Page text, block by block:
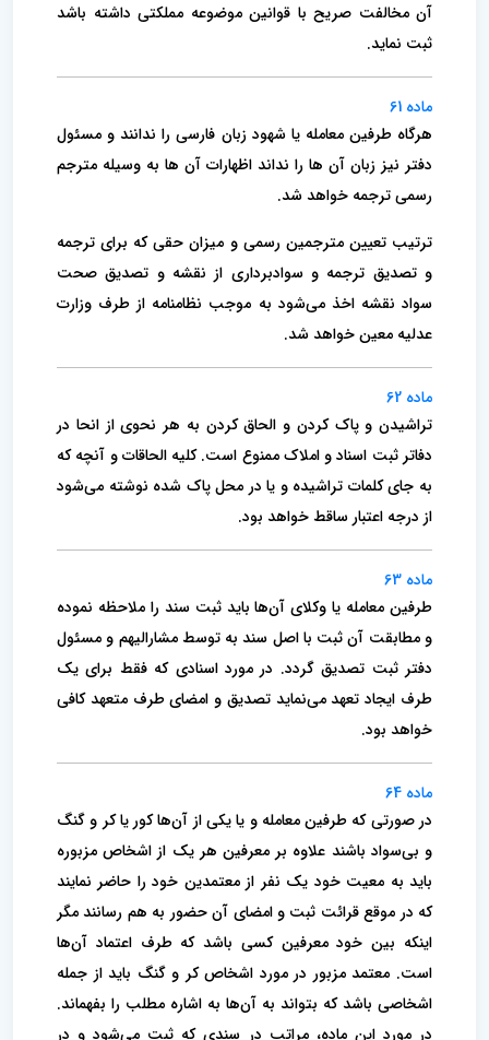
آن مخالفت صریح با قوانین موضوعه مملکتی داشته باشد
ثبت نماید.
ماده 61
هرگاه طرفین معامله یا شهود زبان فارسی را ندانند و مسئول
دفتر نیز زبان آن ها را نداند اظهارات آن ها به وسیله مترجم
رسمی ترجمه خواهد شد.
‌ترتیب تعیین مترجمین رسمی و میزان حقی که برای ترجمه
و تصدیق ترجمه و سوادبرداری از نقشه و تصدیق صحت
سواد نقشه اخذ می‌شود به موجب نظامنامه از طرف وزارت
عدلیه معین خواهد شد.
ماده 62
تراشیدن و پاک کردن و الحاق کردن به هر نحوی از انحا در
دفا‌تر ثبت اسناد و املاک ممنوع است. کلیه الحاقات و آنچه که
به جای کلمات تراشیده و یا در محل پاک شده نوشته می‌شود
از درجه اعتبار ساقط خواهد بود.
ماده 63
طرفین معامله یا وکلای آن‌ها باید ثبت سند را ملاحظه نموده
و مطابقت آن ثبت با اصل سند به توسط مشارالیهم و مسئول
دفتر ثبت تصدیق گردد. در مورد اسنادی که فقط برای یک
طرف ایجاد تعهد می‌نماید تصدیق و امضای طرف متعهد کافی
خواهد بود.
ماده 64
در صورتی که طرفین معامله و یا یکی از آن‌ها کور یا کر و گنگ
و بی‌سواد باشند علاوه بر معرفین هر یک از اشخاص مزبوره
باید به معیت خود یک نفر از معتمدین خود را حاضر نمایند
که در موقع قرائت ثبت و امضای آن حضور به هم رسانند مگر
اینکه بین خود معرفین کسی باشد که طرف اعتماد آن‌ها
است. معتمد مزبور در مورد اشخاص کر و گنگ باید از جمله
اشخاصی باشد که بتواند به آن‌ها به اشاره مطلب را بفهماند.
در مورد این ماده، مراتب در سندی که ثبت می‌شود و در